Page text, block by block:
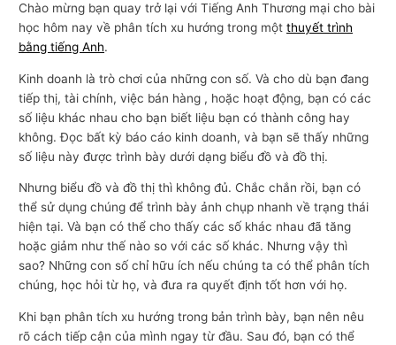
Chào mừng bạn quay trở lại với Tiếng Anh Thương mại cho bài
học hôm nay về phân tích xu hướng trong mộtthuyết trình
bằng tiếng Anh.
Kinh doanh là trò chơi của những con số. Và cho dù bạn đang
tiếp thị, tài chính, việc bán hàng , hoặc hoạt động, bạn có các
số liệu khác nhau cho bạn biết liệu bạn có thành công hay
không. Đọc bất kỳ báo cáo kinh doanh, và bạn sẽ thấy những
số liệu này được trình bày dưới dạng biểu đồ và đồ thị.
Nhưng biểu đồ và đồ thị thì không đủ. Chắc chắn rồi, bạn có
thể sử dụng chúng để trình bày ảnh chụp nhanh về trạng thái
hiện tại. Và bạn có thể cho thấy các số khác nhau đã tăng
hoặc giảm như thế nào so với các số khác. Nhưng vậy thì
sao? Những con số chỉ hữu ích nếu chúng ta có thể phân tích
chúng, học hỏi từ họ, và đưa ra quyết định tốt hơn với họ.
Khi bạn phân tích xu hướng trong bản trình bày, bạn nên nêu
rõ cách tiếp cận của mình ngay từ đầu. Sau đó, bạn có thể